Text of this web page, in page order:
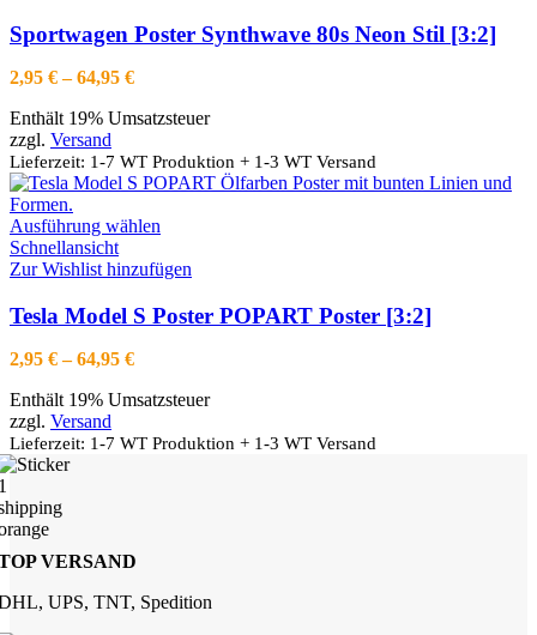
Varianten
auf.
können
der
Produktseite
Sportwagen Poster Synthwave 80s Neon Stil [3:2]
2,95 € –64,95 €Preisspanne:
bis
Enthält 19% Umsatzsteuer
zzgl. Versand
Lieferzeit: 1-7 WT Produktion + 1-3 WT Versand
Ausführung wählen
weist
Varianten
auf.
können
der
Schnellansicht
Zur Wishlist hinzufügen
Tesla Model S Poster POPART Poster [3:2]
2,95 € –64,95 €Preisspanne:
bis
Enthält 19% Umsatzsteuer
zzgl. Versand
Lieferzeit: 1-7 WT Produktion + 1-3 WT Versand
VERSAND
UPS, TNT, Spedition